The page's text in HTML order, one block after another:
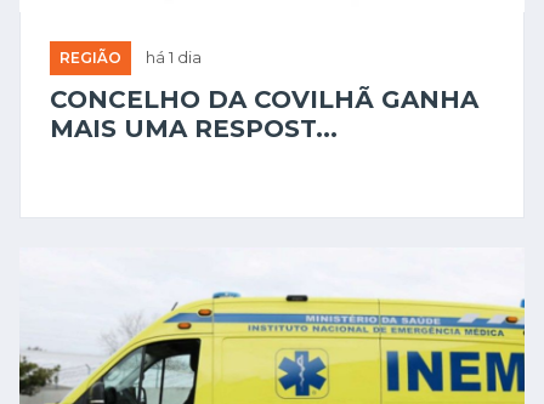
REGIÃO há 1 dia
CONCELHO DA COVILHÃ GANHA
MAIS UMA RESPOST...